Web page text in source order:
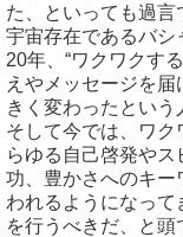
た、といっても過言
宇宙存在であるバシ
20年、“ワクワクす
えやメッセージを
きく変わったという
そして今では、ワ
らゆる自己啓発や
功、豊かさへのキー
われるようになって
を行うべきだ、と